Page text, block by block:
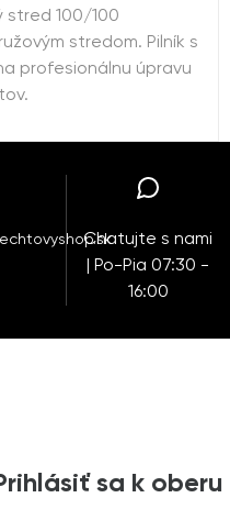
stred 100/100
stredom. Pilník s
profesionálnu úpravu
Chatujte s nami
| Po-Pia 07:30 -
16:00
sa k oberu